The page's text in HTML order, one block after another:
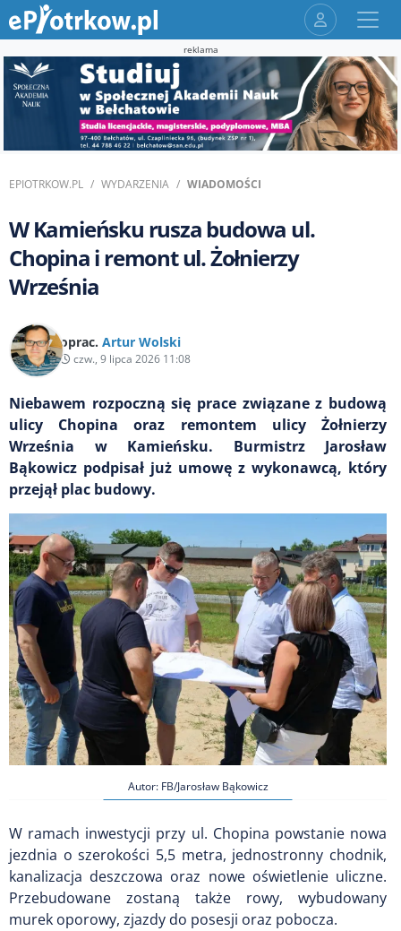
reklama
EPIOTRKOW.PL WYDARZENIA WIADOMOŚCI
W Kamieńsku rusza budowa ul.
Chopina i remont ul. Żołnierzy
Września
oprac. Artur Wolski
czw., 9 lipca 2026 11:08
Niebawem rozpoczną się prace związane z budową
ulicy Chopina oraz remontem ulicy Żołnierzy
Września w Kamieńsku. Burmistrz Jarosław
Bąkowicz podpisał już umowę z wykonawcą, który
przejął plac budowy.
Autor: FB/Jarosław Bąkowicz
W ramach inwestycji przy ul. Chopina powstanie nowa
jezdnia o szerokości 5,5 metra, jednostronny chodnik,
kanalizacja deszczowa oraz nowe oświetlenie uliczne.
Przebudowane zostaną także rowy, wybudowany
murek oporowy, zjazdy do posesji oraz pobocza.